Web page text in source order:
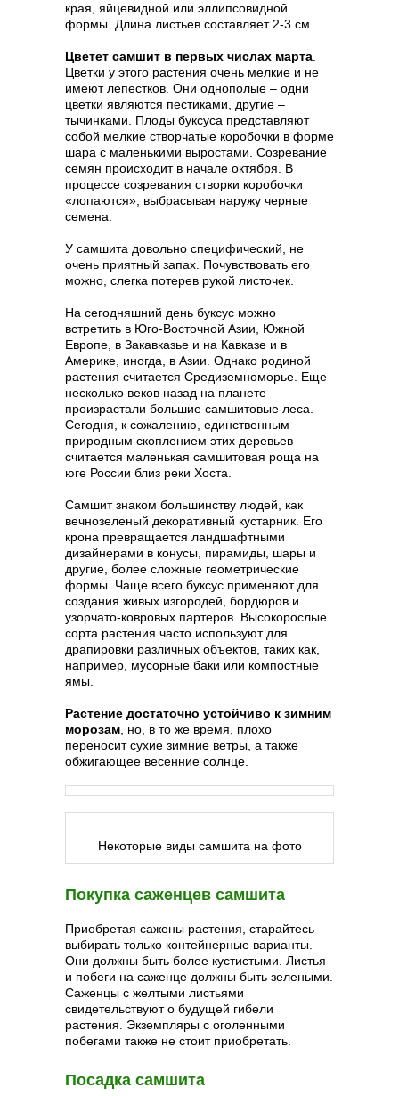
края, яйцевидной или эллипсовидной
формы. Длина листьев составляет 2-3 см.
Цветет самшит в первых числах марта
Цветки у этого растения очень мелкие и не
имеют лепестков. Они однополые – одни
цветки являются пестиками, другие –
тычинками. Плоды буксуса представляют
собой мелкие створчатые коробочки в форме
шара с маленькими выростами. Созревание
семян происходит в начале октября. В
процессе созревания створки коробочки
«лопаются», выбрасывая наружу черные
семена.
У самшита довольно специфический, не
очень приятный запах. Почувствовать его
можно, слегка потерев рукой листочек.
На сегодняшний день буксус можно
встретить в Юго-Восточной Азии, Южной
Европе, в Закавказье и на Кавказе и в
Америке, иногда, в Азии. Однако родиной
растения считается Средиземноморье. Еще
несколько веков назад на планете
произрастали большие самшитовые леса.
Сегодня, к сожалению, единственным
природным скоплением этих деревьев
считается маленькая самшитовая роща на
юге России близ реки Хоста.
Самшит знаком большинству людей, как
вечнозеленый декоративный кустарник. Его
крона превращается ландшафтными
дизайнерами в конусы, пирамиды, шары и
другие, более сложные геометрические
формы. Чаще всего буксус применяют для
создания живых изгородей, бордюров и
узорчато-ковровых партеров. Высокорослые
сорта растения часто используют для
драпировки различных объектов, таких как,
например, мусорные баки или компостные
ямы.
Растение достаточно устойчиво к зимним
морозам , но, в то же время, плохо
переносит сухие зимние ветры, а также
обжигающее весенние солнце.
Некоторые виды самшита на фото
Покупка саженцев самшита
Приобретая сажены растения, старайтесь
выбирать только контейнерные варианты.
Они должны быть более кустистыми. Листья
и побеги на саженце должны быть зелеными.
Саженцы с желтыми листьями
свидетельствуют о будущей гибели
растения. Экземпляры с оголенными
побегами также не стоит приобретать.
Посадка самшита